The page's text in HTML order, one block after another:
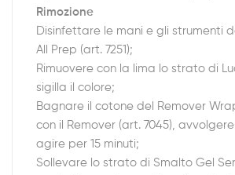
Rimozione
Disinfettare le mani e gli strumenti
All Prep (art. 7251);
Rimuovere con la lima lo strato di
sigilla il colore;
Bagnare il cotone del Remover
con il Remover (art. 7045),
agire per 15 minuti;
Sollevare lo strato di Smalto Gel